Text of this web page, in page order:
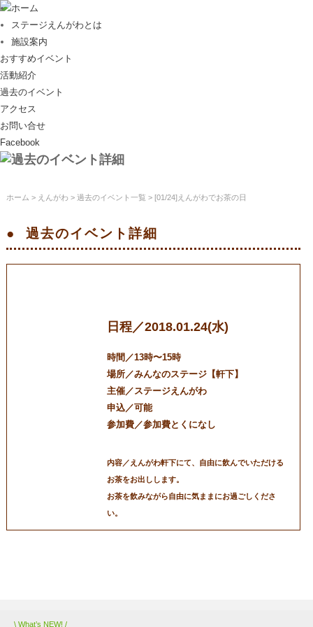
ホーム
ステージえんがわとは
施設案内
おすすめイベント
活動紹介
過去のイベント
アクセス
お問い合せ
Facebook
ホーム > えんがわ> 過去のイベント一覧 > [01/24]えんがわでお茶の日
過去のイベント 詳細
日程／2018.01.24(水)
時間／13時〜15時
場所／みんなのステージ【軒下】
主催／ステージえんがわ
申込／可能
参加費／参加費とくになし
内容／えんがわ軒下にて、自由に飲んでいただける
お茶をお出しします。
お茶を飲みながら自由に気ままにお過ごしくださ
い。
\ What’s NEW! /